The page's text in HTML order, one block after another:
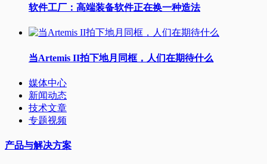
软件工厂：高端装备软件正在换一种造法
当Artemis II拍下地月同框，人们在期待什么
媒体中心
新闻动态
技术文章
专题视频
产品与解决方案